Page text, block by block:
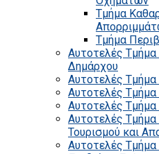
Τμήμα
Τμήμα
Αυτοτελές Τμήμα
Δημάρχου
Αυτοτελές
Αυτοτελές
Αυτοτελές Τμήμα
Αυτοτελές Τμήμα
Τουρισμού και
Αυτοτελές